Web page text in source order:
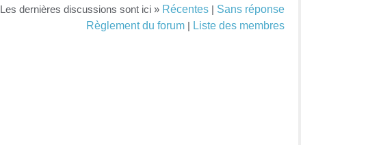
Les dernières discussions sont ici » Récentes | Sans réponse
Règlement du forum | Liste des membres